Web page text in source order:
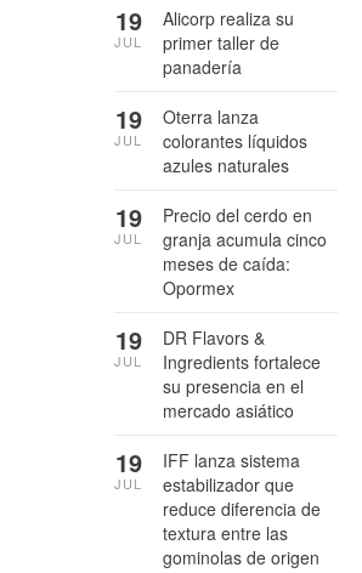
Alicorp realiza su
primer taller de
panadería
19
JUL
Oterra lanza
colorantes líquidos
azules naturales
19
JUL
Precio del cerdo en
granja acumula cinco
meses de caída:
Opormex
19
JUL
DR Flavors &
Ingredients fortalece
su presencia en el
mercado asiático
19
JUL
IFF lanza sistema
estabilizador que
reduce diferencia de
textura entre las
gominolas de origen
19
JUL